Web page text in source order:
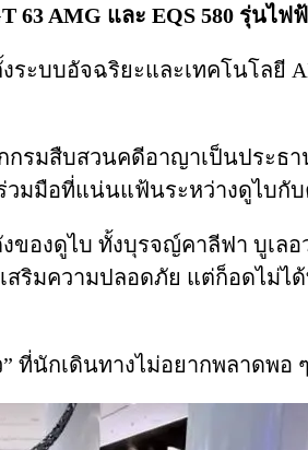
63 AMG และ EQS 580 รุ่นไ
ะบบอัจฉริยะและเทคโนโลยี
มสืบสวนคดีอาญาเป็นประธา
มมือที่แน่นแฟ้นระหว่างดูไบกั
องดูไบ ทั้งบุรจญ์คาลีฟา บูเล
ริมความปลอดภัย แต่ก็อดไม่ไ
ที่นักเดินทางไม่อยากพลาดพอ